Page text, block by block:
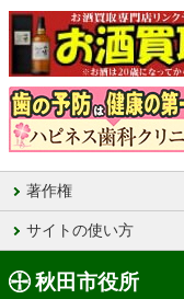
著作権
サイトの使い方
秋田市役所